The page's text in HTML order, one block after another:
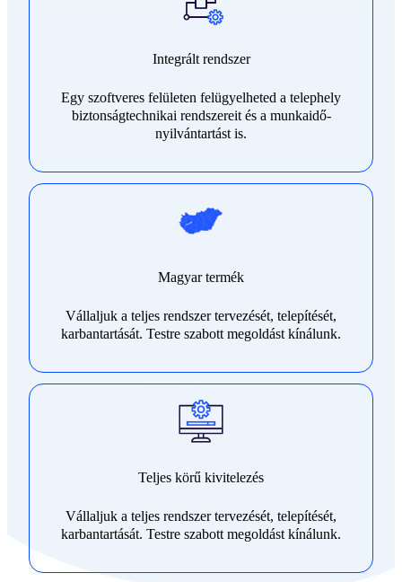
Integrált rendszer
Egy szoftveres felületen felügyelheted a telephely
biztonságtechnikai rendszereit és a munkaidő-
nyilvántartást is.
Magyar termék
Vállaljuk a teljes rendszer tervezését, telepítését,
karbantartását. Testre szabott megoldást kínálunk.
Teljes körű kivitelezés
Vállaljuk a teljes rendszer tervezését, telepítését,
karbantartását. Testre szabott megoldást kínálunk.